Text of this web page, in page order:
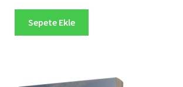
fiyat:
235,00₺.
andaki
188,00₺.
Sepete Ekle